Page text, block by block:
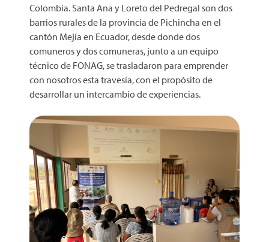
Colombia. Santa Ana y Loreto del Pedregal son dos
barrios rurales de la provincia de Pichincha en el
cantón Mejía en Ecuador, desde donde dos
comuneros y dos comuneras, junto a un equipo
técnico de FONAG, se trasladaron para emprender
con nosotros esta travesía, con el propósito de
desarrollar un intercambio de experiencias.